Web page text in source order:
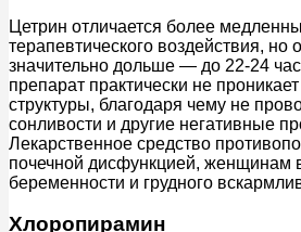
Цетрин отличается более
терапевтического воздействия, но
значительно дольше — до 22-24
препарат практически не
структуры, благодаря чему не
сонливости и другие негативные
Лекарственное средство
почечной дисфункцией, женщинам
беременности и грудного
Хлоропирамин